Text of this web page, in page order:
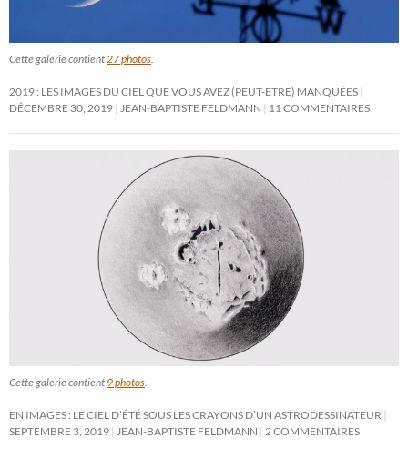
Cette galerie contient27 photos.
2019 : LES IMAGES DU CIEL QUE VOUS AVEZ (PEUT-ÊTRE) MANQUÉES
DÉCEMBRE 30, 2019 JEAN-BAPTISTE FELDMANN 11 COMMENTAIRES
Cette galerie contient 9 photos.
EN IMAGES : LE CIEL D’ÉTÉ SOUS LES CRAYONS D’UN ASTRODESSINATEUR
SEPTEMBRE 3, 2019 JEAN-BAPTISTE FELDMANN 2 COMMENTAIRES